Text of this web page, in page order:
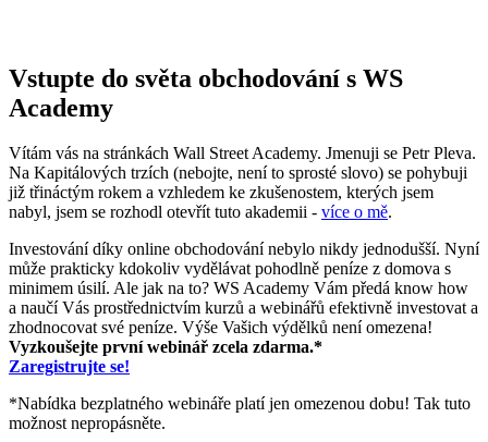
Vstupte do světa obchodování s WS
Academy
Vítám vás na stránkách Wall Street Academy. Jmenuji se Petr Pleva.
Na Kapitálových trzích (nebojte, není to sprosté slovo) se pohybuji
již třináctým rokem a vzhledem ke zkušenostem, kterých jsem
nabyl, jsem se rozhodl otevřít tuto akademii - více o mě.
Investování díky online obchodování nebylo nikdy jednodušší. Nyní
může prakticky kdokoliv vydělávat pohodlně peníze z domova s
minimem úsilí. Ale jak na to? WS Academy Vám předá know how
a naučí Vás prostřednictvím kurzů a webinářů efektivně investovat a
zhodnocovat své peníze. Výše Vašich výdělků není omezena!
Vyzkoušejte první webinář zcela zdarma.*
Zaregistrujte se!
*Nabídka bezplatného webináře platí jen omezenou dobu! Tak tuto
možnost nepropásněte.